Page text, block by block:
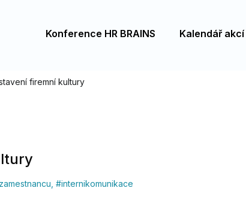
Konference HR BRAINS Kalendář akcí
firemní kultury
#internikomunikace